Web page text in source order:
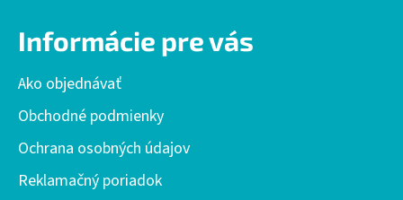
Informácie pre vás
Ako objednávať
Obchodné podmienky
Ochrana osobných údajov
Reklamačný poriadok